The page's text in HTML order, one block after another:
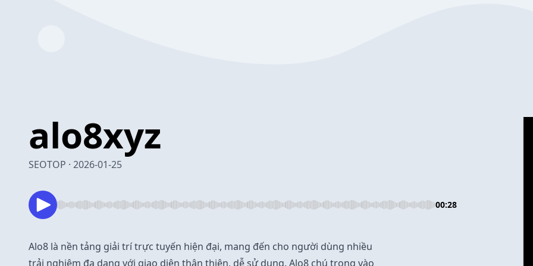
alo8xyz
SEOTOP · 2026-01-25
00:28
Alo8 là nền tảng giải trí trực tuyến hiện đại, mang đến cho người dùng nhiều
trải nghiệm đa dạng với giao diện thân thiện, dễ sử dụng. Alo8 chú trọng vào